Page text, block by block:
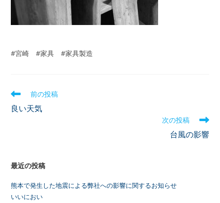
#宮崎 #家具 #家具製造
前の投稿
良い天気
次の投稿
台風の影響
最近の投稿
熊本で発生した地震による弊社への影響に関するお知らせ
いいにおい